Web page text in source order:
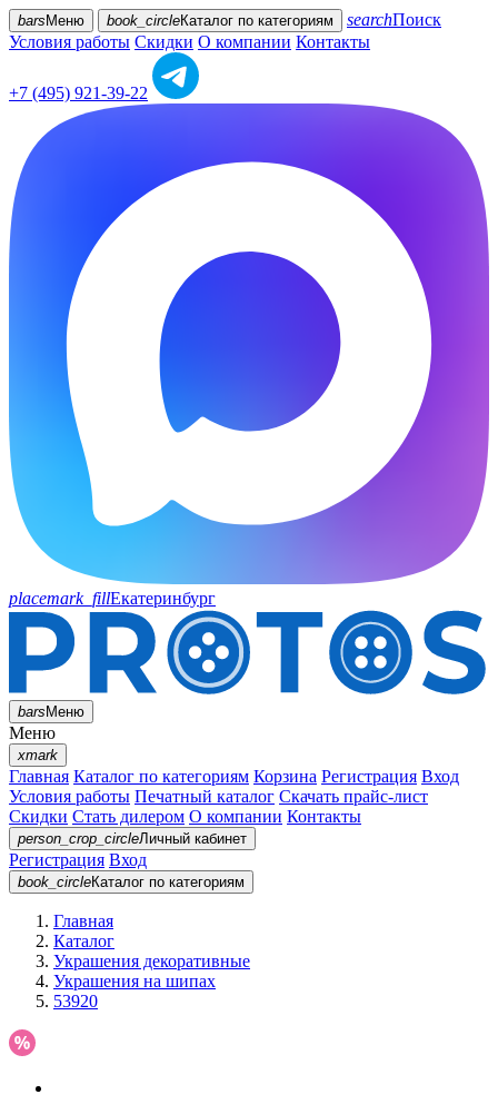
bars Меню book_circleКаталог по категориям searchПоиск
Условия работы Скидки О компании Контакты
+7 (495) 921-39-22
placemark_fillЕкатеринбург
barsМеню
Меню
xmark
Главная Каталог по категориям Корзина Регистрация Вход
Условия работы Печатный каталог Скачать прайс-лист
Скидки Стать дилером О компании Контакты
person_crop_circleЛичный кабинет
Регистрация Вход
book_circleКаталог по категориям
Главная
Каталог
Украшения декоративные
Украшения на шипах
53920